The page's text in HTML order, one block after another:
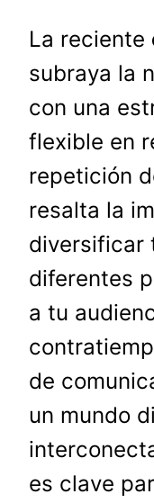
La reciente
subraya la
con una
flexible en
repetición
resalta la
diversificar
diferentes
a tu
de
un mundo
es clave